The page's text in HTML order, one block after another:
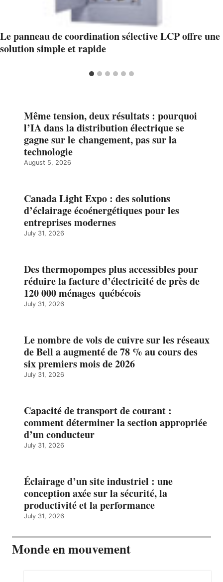
Le panneau de coordination sélective LCP offre une
solution simple et rapide
Même tension, deux résultats : pourquoi
l’IA dans la distribution électrique se
gagne sur le changement, pas sur la
technologie
August 5, 2026
Canada Light Expo : des solutions
d’éclairage écoénergétiques pour les
entreprises modernes
July 31, 2026
Des thermopompes plus accessibles pour
réduire la facture d’électricité de près de
120 000 ménages québécois
July 31, 2026
Le nombre de vols de cuivre sur les réseaux
de Bell a augmenté de 78 % au cours des
six premiers mois de 2026
July 31, 2026
Capacité de transport de courant :
comment déterminer la section appropriée
d’un conducteur
July 31, 2026
Éclairage d’un site industriel : une
conception axée sur la sécurité, la
productivité et la performance
July 31, 2026
Monde en mouvement